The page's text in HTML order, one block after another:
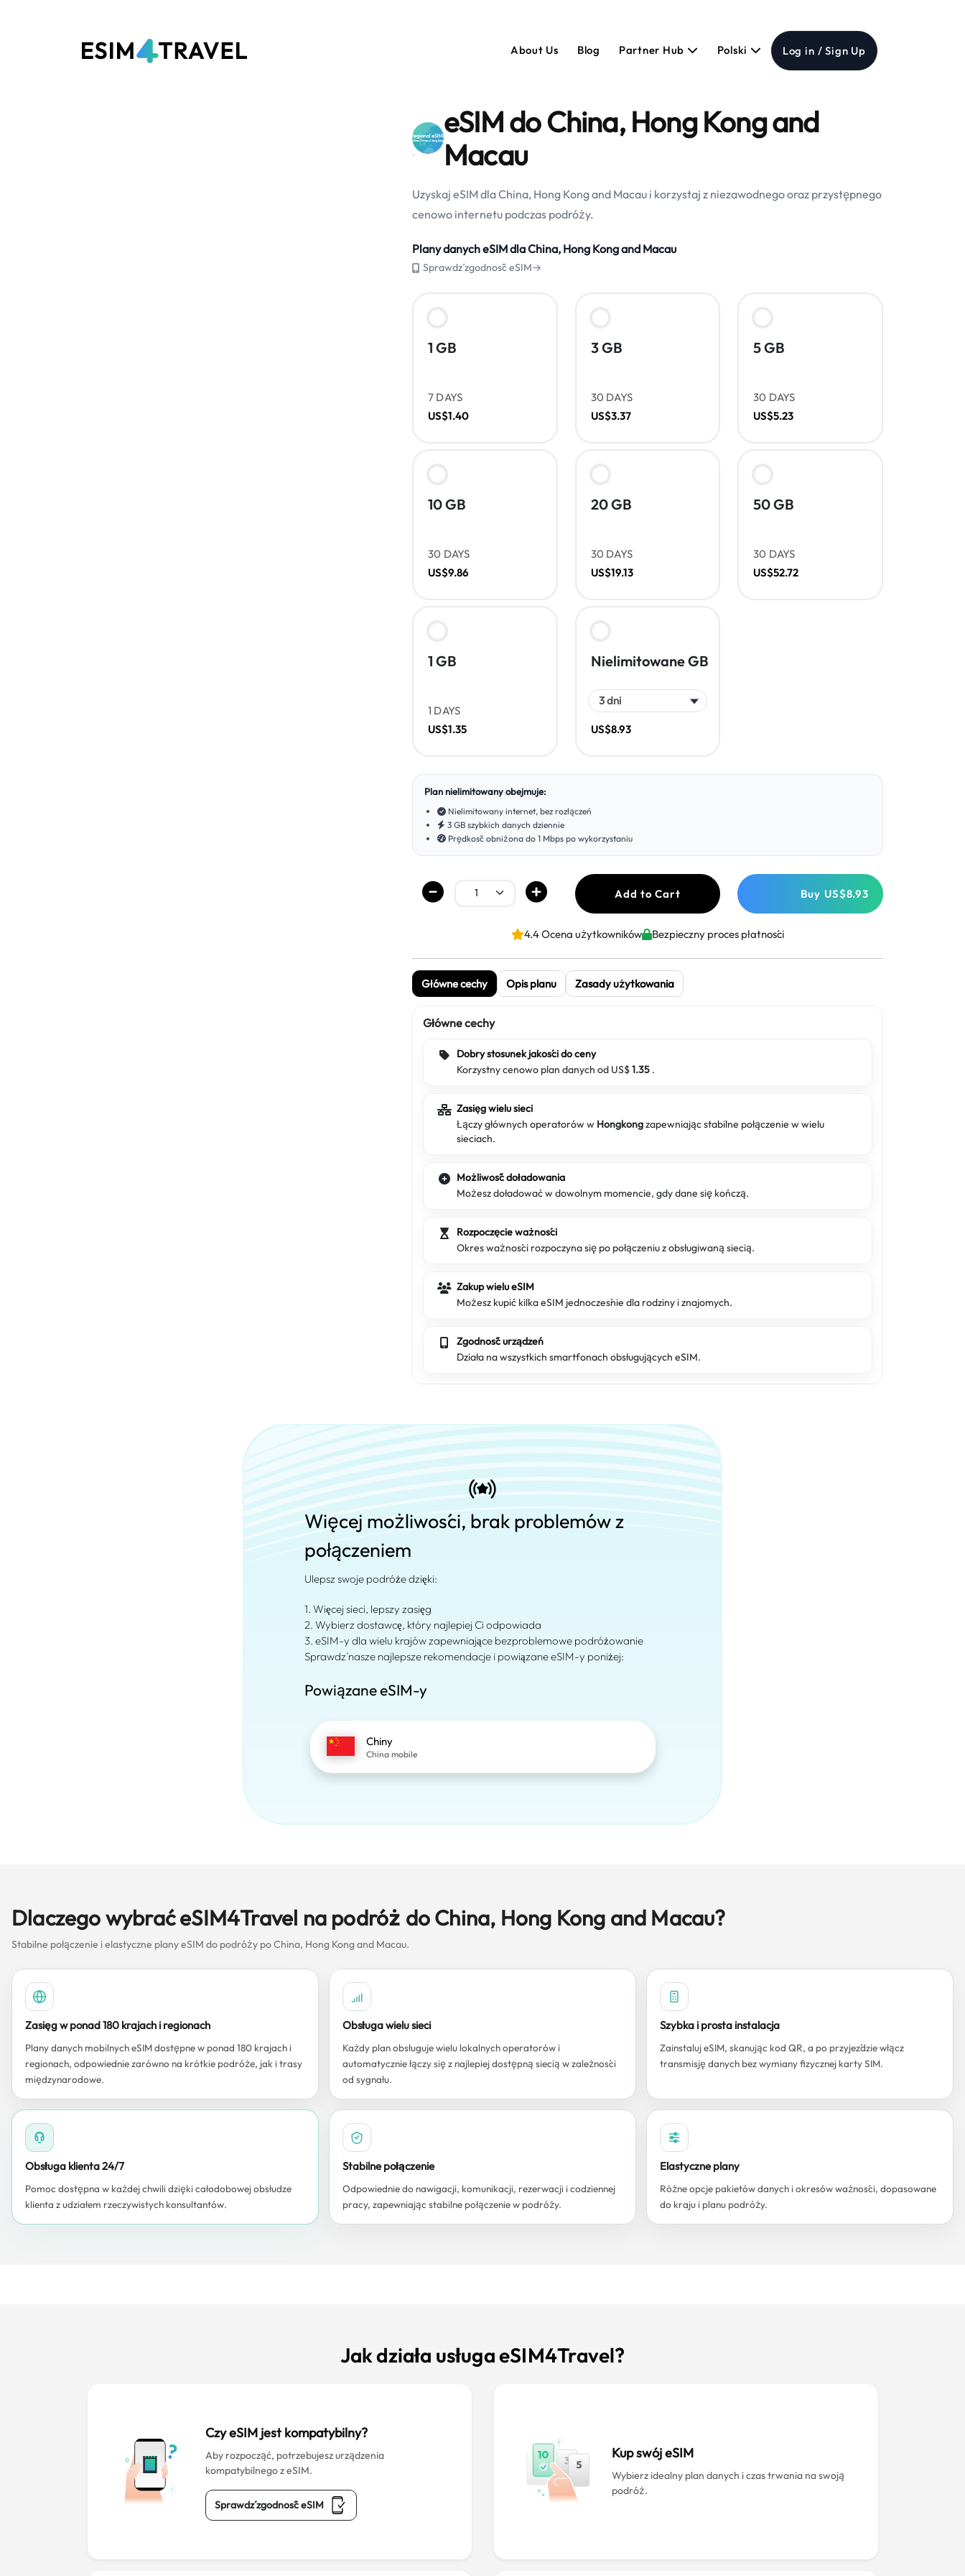
About Us Blog Partner Hub Polski Log in / Sign Up
eSIM do China, Hong Kong and
Macau
Uzyskaj eSIM dla China, Hong Kong and Macau i korzystaj z niezawodnego oraz przystępnego
cenowo internetu podczas podróży.
Plany danych eSIM dla China, Hong Kong and Macau
Sprawdź zgodność eSIM→
1 GB
7 DAYS
US$1.40
3 GB
30 DAYS
US$3.37
5 GB
30 DAYS
US$5.23
10 GB
30 DAYS
US$9.86
20 GB
30 DAYS
US$19.13
50 GB
30 DAYS
US$52.72
1 GB
1 DAYS
US$1.35
Nielimitowane GB
US$8.93
Plan nielimitowany obejmuje:
Nielimitowany internet, bez rozłączeń
3 GB szybkich danych dziennie
Prędkość obniżona do 1 Mbps po wykorzystaniu
Add to Cart Buy US$8.93
4.4 Ocena użytkowników Bezpieczny proces płatności
Główne cechy Opis planu Zasady użytkowania
Główne cechy
Dobry stosunek jakości do ceny
Korzystny cenowo plan danych od US$1.35 .
Zasięg wielu sieci
Łączy głównych operatorów w Hongkongzapewniając stabilne połączenie w wielu
sieciach.
Możliwość doładowania
Możesz doładować w dowolnym momencie, gdy dane się kończą.
Rozpoczęcie ważności
Okres ważności rozpoczyna się po połączeniu z obsługiwaną siecią.
Zakup wielu eSIM
Możesz kupić kilka eSIM jednocześnie dla rodziny i znajomych.
Zgodność urządzeń
Działa na wszystkich smartfonach obsługujących eSIM.
Więcej możliwości, brak problemów z
połączeniem
Ulepsz swoje podróże dzięki:
1. Więcej sieci, lepszy zasięg
2. Wybierz dostawcę, który najlepiej Ci odpowiada
3. eSIM-y dla wielu krajów zapewniające bezproblemowe podróżowanie
Sprawdź nasze najlepsze rekomendacje i powiązane eSIM-y poniżej:
Powiązane eSIM-y
Chiny
China mobile
Dlaczego wybrać eSIM4Travel na podróż do China, Hong Kong and Macau?
Stabilne połączenie i elastyczne plany eSIM do podróży po China, Hong Kong and Macau.
Zasięg w ponad 180 krajach i regionach
Plany danych mobilnych eSIM dostępne w ponad 180 krajach i
regionach, odpowiednie zarówno na krótkie podróże, jak i trasy
międzynarodowe.
Obsługa wielu sieci
Każdy plan obsługuje wielu lokalnych operatorów i
automatycznie łączy się z najlepiej dostępną siecią w zależności
od sygnału.
Szybka i prosta instalacja
Zainstaluj eSIM, skanując kod QR, a po przyjeździe włącz
transmisję danych bez wymiany fizycznej karty SIM.
Obsługa klienta 24/7
Pomoc dostępna w każdej chwili dzięki całodobowej obsłudze
klienta z udziałem rzeczywistych konsultantów.
Stabilne połączenie
Odpowiednie do nawigacji, komunikacji, rezerwacji i codziennej
pracy, zapewniając stabilne połączenie w podróży.
Elastyczne plany
Różne opcje pakietów danych i okresów ważności, dopasowane
do kraju i planu podróży.
Jak działa usługa eSIM4Travel?
Czy eSIM jest kompatybilny?
Aby rozpocząć, potrzebujesz urządzenia
kompatybilnego z eSIM.
Sprawdź zgodność eSIM
Kup swój eSIM
Wybierz idealny plan danych i czas trwania na swoją
podróż.